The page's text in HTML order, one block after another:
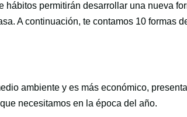
permitirán desarrollar una nueva
A continuación, te contamos 10 formas
ambiente y es más económico, presenta
necesitamos en la época del año.